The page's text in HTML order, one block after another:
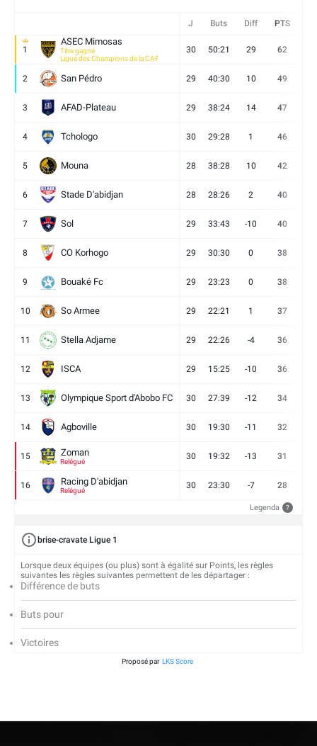
J Buts Diff PTS
1
ASEC Mimosas
Titre gagné
Ligue des Champions de la CAF
30 50:21 29 62
2 San Pédro 29 40:30 10 49
3 AFAD-Plateau 29 38:24 14 47
4 Tchologo 30 29:28 1 46
5 Mouna 28 38:28 10 42
6 Stade D'abidjan 28 28:26 2 40
7 Sol 29 33:43 -10 40
8 CO Korhogo 29 30:30 0 38
9 Bouaké Fc 29 23:23 0 38
10 So Armee 29 22:21 1 37
11 Stella Adjame 29 22:26 -4 36
12 ISCA 29 15:25 -10 36
13 Olympique Sport d'Abobo FC 30 27:39 -12 34
14 Agboville 30 19:30 -11 32
15 Zoman
Relégué
30 19:32 -13 31
16 Racing D'abidjan
Relégué
30 23:30 -7 28
Legenda ?
brise-cravate Ligue 1
Lorsque deux équipes (ou plus) sont à égalité sur Points, les règles
suivantes les règles suivantes permettent de les départager :
Différence de buts
Buts pour
Victoires
Proposé par LKS Score